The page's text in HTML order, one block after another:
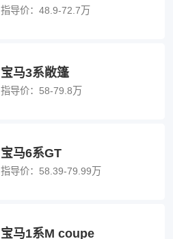
指导价： 48.9-72.7万
宝马3系敞篷
指导价： 58-79.8万
宝马6系GT
指导价： 58.39-79.99万
宝马1系M coupe